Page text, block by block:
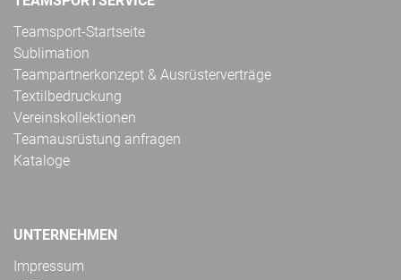
Teamsport-Startseite
Sublimation
Teampartnerkonzept & Ausrüsterverträge
Textilbedruckung
Vereinskollektionen
Teamausrüstung anfragen
Kataloge
UNTERNEHMEN
Impressum